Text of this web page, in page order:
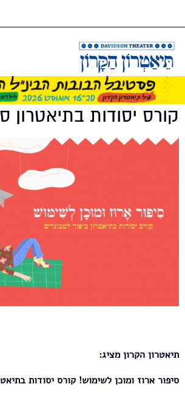
קורס יסודות בתיאטרון
תיאטרון הקרון מציג:
סיפור ארוז ומוכן לשימוש! קורס יסודות